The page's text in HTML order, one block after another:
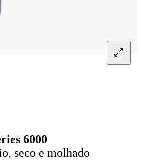
6000
seco e molhado